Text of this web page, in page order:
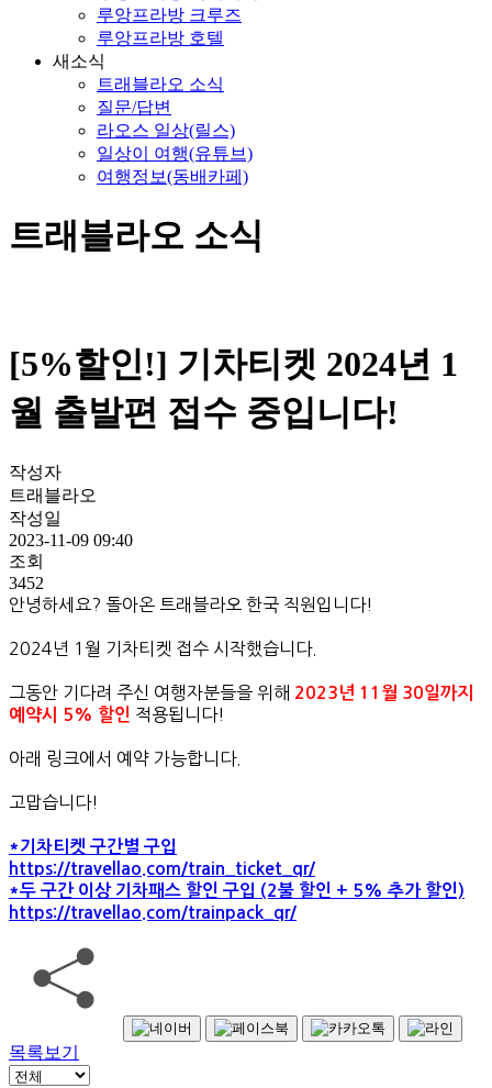
루앙프라방 크루즈
루앙프라방 호텔
새소식
트래블라오 소식
질문/답변
라오스 일상(릴스)
일상이 여행(유튜브)
여행정보(동배카페)
트래블라오 소식
[5%할인!] 기차티켓 2024년 1
월 출발편 접수 중입니다!
작성자
트래블라오
작성일
2023-11-09 09:40
조회
3452
안녕하세요? 돌아온 트래블라오 한국 직원입니다!
2024년 1월 기차티켓 접수 시작했습니다.
그동안 기다려 주신 여행자분들을 위해 2023년 11월 30일까지
예약시 5% 할인 적용됩니다!
아래 링크에서 예약 가능합니다.
고맙습니다!
*기차티켓 구간별 구입
https://travellao.com/train_ticket_qr/
*두 구간 이상 기차패스 할인 구입 (2불 할인 + 5% 추가 할인)
https://travellao.com/trainpack_qr/
목록보기